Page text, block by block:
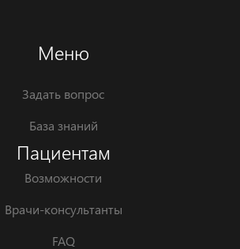
Меню
Задать вопрос
База знаний
Пациентам
Возможности
Врачи-консультанты
FAQ